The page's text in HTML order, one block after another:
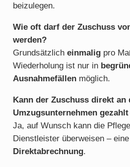
beizulegen.
Wie oft darf der Zuschuss
werden?
Grundsätzlich einmaligpro
Wiederholung ist nur in
Ausnahmefällenmöglich.
Kann der Zuschuss direkt an
Umzugsunternehmen
Ja, auf Wunsch kann die
Dienstleister überweisen –
Direktabrechnung.